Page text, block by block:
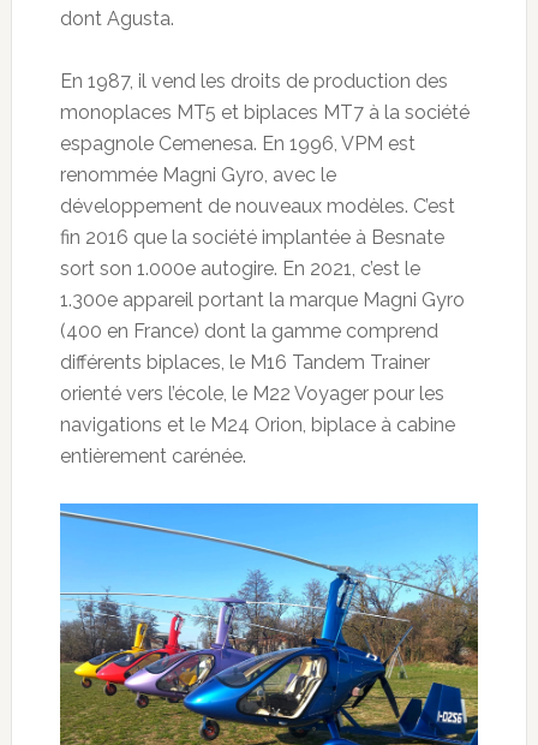
dont Agusta.
En 1987, il vend les droits de production des
monoplaces MT5 et biplaces MT7 à la société
espagnole Cemenesa. En 1996, VPM est
renommée Magni Gyro, avec le
développement de nouveaux modèles. C’est
fin 2016 que la société implantée à Besnate
sort son 1.000e autogire. En 2021, c’est le
1.300e appareil portant la marque Magni Gyro
(400 en France) dont la gamme comprend
différents biplaces, le M16 Tandem Trainer
orienté vers l’école, le M22 Voyager pour les
navigations et le M24 Orion, biplace à cabine
entièrement carénée.